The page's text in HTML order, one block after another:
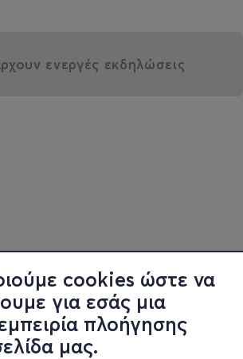
cookies ώστε να
για εσάς μια
πλοήγησης
μας.
ενεργές εκδηλώσεις